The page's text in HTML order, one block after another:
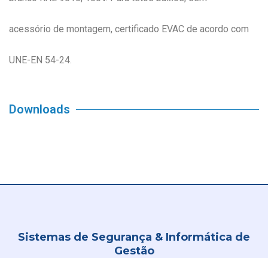
acessório de montagem, certificado EVAC de acordo com
UNE-EN 54-24.
Downloads
Sistemas de Segurança & Informática de
Gestão